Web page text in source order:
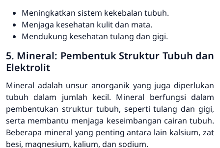
Meningkatkan sistem kekebalan tubuh.
Menjaga kesehatan kulit dan mata.
Mendukung kesehatan tulang dan gigi.
5. Mineral: Pembentuk Struktur Tubuh dan
Elektrolit
Mineral adalah unsur anorganik yang juga diperlukan
tubuh dalam jumlah kecil. Mineral berfungsi dalam
pembentukan struktur tubuh, seperti tulang dan gigi,
serta membantu menjaga keseimbangan cairan tubuh.
Beberapa mineral yang penting antara lain kalsium, zat
besi, magnesium, kalium, dan sodium.